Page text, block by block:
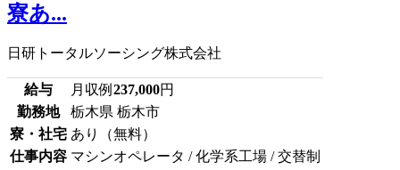
寮あ...
日研トータルソーシング株式会社
給与 月収例 237,000円
勤務地
栃木県 栃木市
寮・社宅 あり（無料）
仕事内容 マシンオペレータ / 化学系工場 / 交替制